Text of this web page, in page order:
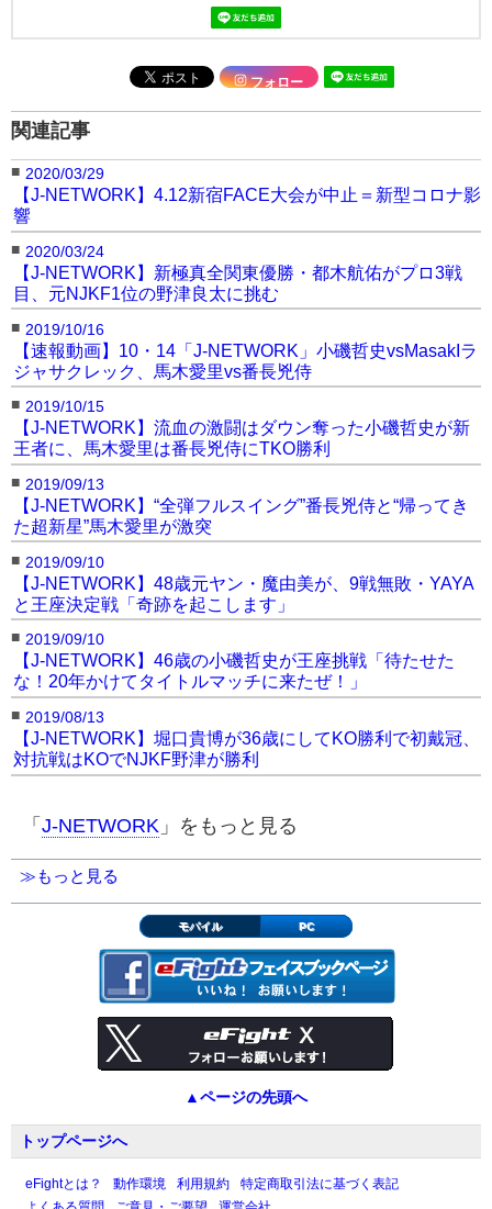
フォロー
関連記事
■ 2020/03/29
【J-NETWORK】4.12新宿FACE大会が中止＝新型コロナ影
響
■ 2020/03/24
【J-NETWORK】新極真全関東優勝・都木航佑がプロ3戦
目、元NJKF1位の野津良太に挑む
■ 2019/10/16
【速報動画】10・14「J-NETWORK」小磯哲史vsMasakIラ
ジャサクレック、馬木愛里vs番長兇侍
■ 2019/10/15
【J-NETWORK】流血の激闘はダウン奪った小磯哲史が新
王者に、馬木愛里は番長兇侍にTKO勝利
■ 2019/09/13
【J-NETWORK】“全弾フルスイング”番長兇侍と“帰ってき
た超新星”馬木愛里が激突
■ 2019/09/10
【J-NETWORK】48歳元ヤン・魔由美が、9戦無敗・YAYA
と王座決定戦「奇跡を起こします」
■ 2019/09/10
【J-NETWORK】46歳の小磯哲史が王座挑戦「待たせた
な！20年かけてタイトルマッチに来たぜ！」
■ 2019/08/13
【J-NETWORK】堀口貴博が36歳にしてKO勝利で初戴冠、
対抗戦はKOでNJKF野津が勝利
「 J-NETWORK 」をもっと見る
≫もっと見る
モバイル PC
▲ページの先頭へ
トップページへ
eFightとは？ 動作環境 利用規約
特定商取引法に基づく表記